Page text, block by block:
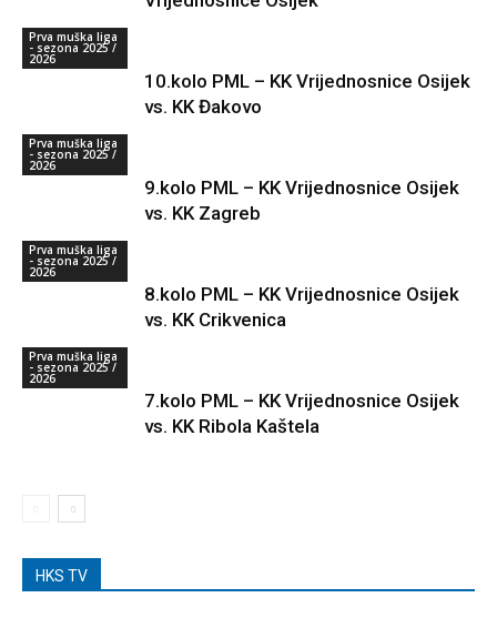
Prva muška liga
- sezona 2025 /
2026
10.kolo PML – KK Vrijednosnice Osijek
vs. KK Đakovo
Prva muška liga
- sezona 2025 /
2026
9.kolo PML – KK Vrijednosnice Osijek
vs. KK Zagreb
Prva muška liga
- sezona 2025 /
2026
8.kolo PML – KK Vrijednosnice Osijek
vs. KK Crikvenica
Prva muška liga
- sezona 2025 /
2026
7.kolo PML – KK Vrijednosnice Osijek
vs. KK Ribola Kaštela
HKS TV